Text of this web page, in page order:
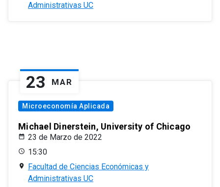
Administrativas UC
23 MAR
Microeconomía Aplicada
Michael Dinerstein, University of Chicago
23 de Marzo de 2022
15:30
Facultad de Ciencias Económicas y
Administrativas UC